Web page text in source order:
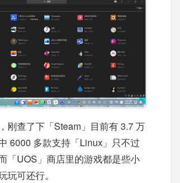
刚查了下「Steam」目前有 3.7 万
6000 多款支持「Linux」只不过
「UOS」商店里的游戏都是些小
玩可还行。